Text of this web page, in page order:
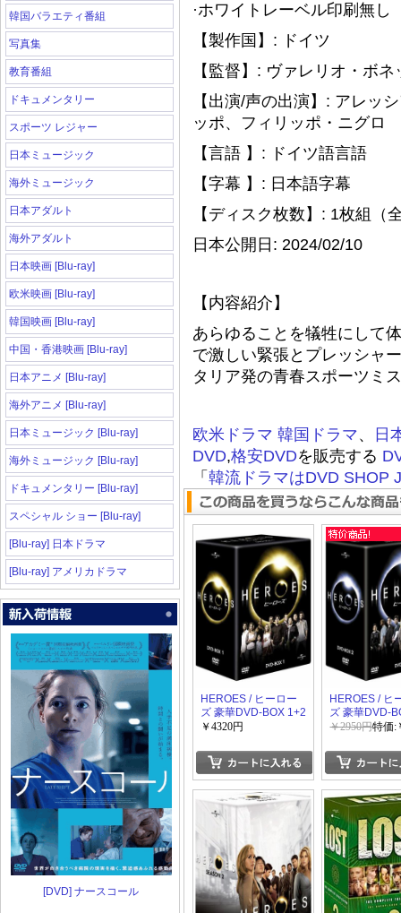
韓国バラエティ番組
写真集
教育番組
ドキュメンタリー
スポーツ レジャー
日本ミュージック
海外ミュージック
日本アダルト
海外アダルト
日本映画 [Blu-ray]
欧米映画 [Blu-ray]
韓国映画 [Blu-ray]
中国・香港映画 [Blu-ray]
日本アニメ [Blu-ray]
海外アニメ [Blu-ray]
日本ミュージック [Blu-ray]
海外ミュージック [Blu-ray]
ドキュメンタリー [Blu-ray]
スペシャル ショー [Blu-ray]
[Blu-ray] 日本ドラマ
[Blu-ray] アメリカドラマ
[DVD] ナースコール
·ホワイトレーベル印刷無
【製作国】: ドイツ
【監督】: ヴァレリオ・ボ
【出演/声の出演】: アレッ
ッポ、フィリッポ・ニグロ
【言語 】: ドイツ語言語
【字幕 】: 日本語字幕
【ディスク枚数】: 1枚組（
日本公開日: 2024/02/10
【内容紹介】
あらゆることを犠牲にして
で激しい緊張とプレッシャ
タリア発の青春スポーツミ
欧米ドラマ 韓国ドラマ、
日
DVD,格安DVDを販売する
「 韓流ドラマはDVD SHOP
HEROES / ヒーロー
ズ 豪華DVD-BOX 1+2
￥4320円
HEROES / ヒ
ズ 豪華DVD-
￥2950円特価: